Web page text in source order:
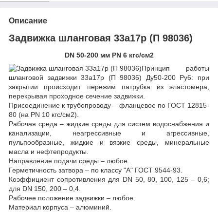
Описание
Задвижка шланговая 33а17р (П 98036)
DN 50-200 мм PN 6 кгс/см2
Принцип работы
шланговой задвижки 33а17р (П 98036) Ду50-200 Ру6: при
закрытии происходит пережим патрубка из эластомера,
перекрывая проходное сечение задвижки.
Присоединение к трубопроводу – фланцевое по ГОСТ 12815-
80 (на PN 10 кгс/см2).
Рабочая среда – жидкие среды для систем водоснабжения и
канализации, неагрессивные и агрессивные,
пульпообразные, жидкие и вязкие среды, минеральные
масла и нефтепродукты.
Направление подачи среды – любое.
Герметичность затвора – по классу "А" ГОСТ 9544-93.
Коэффициент сопротивления для DN 50, 80, 100, 125 – 0,6;
для DN 150, 200 – 0,4.
Рабочее положение задвижки – любое.
Материал корпуса – алюминий.